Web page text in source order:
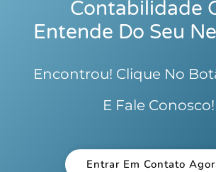
Contabilidade
Entende Do Seu
Encontrou! Clique No
E Fale Conosco!
Entrar Em Contato